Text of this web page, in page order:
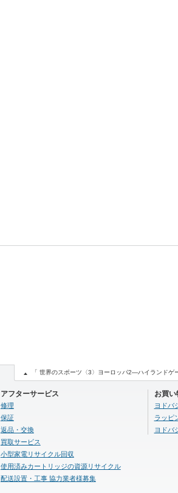
アフターサービス
修理
保証
返品・交換
買取サービス
小型家電リサイクル回収
使用済みカートリッジの資源リサイクル
配送設置・工事 協力業者様募集
お買
ヨドバ
ラッピ
ヨドバ
「 世界のスポーツ〈3〉ヨーロッパ2―ハイランド